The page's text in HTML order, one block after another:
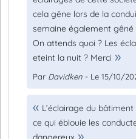
cela gêne lors de la
semaine également gêné
On attends quoi ? Les
eteint la nuit ? Merci
Par Davidken - Le 15/10/
L’éclairage du
ce qui éblouie les